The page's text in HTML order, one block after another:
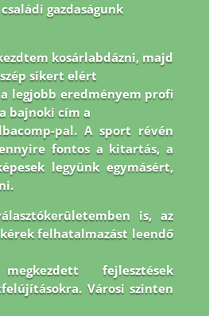
gazdaságunk
kosárlabdázni, majd
sikert elért
legjobb eredményem profi
bajnoki cím a
pal. A sport révén
fontos a kitartás, a
legyünk egymásért,
is, az
felhatalmazást leendő
fejlesztések
Városi szinten